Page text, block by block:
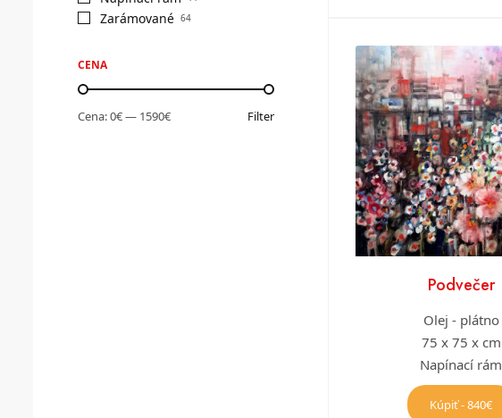
Zarámované 64
CENA
Filter
Cena:0€— 1590€
Podvečer
Olej - plátno
75 x 75 x cm
Napínací rám
Kúpiť - 840€